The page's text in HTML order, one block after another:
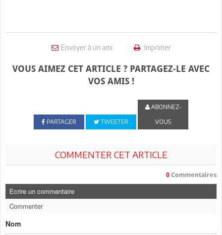
Envoyer à un ami Imprimer
VOUS AIMEZ CET ARTICLE ? PARTAGEZ-LE AVEC
VOS AMIS !
PARTAGER TWEETER
ABONNEZ-
VOUS
COMMENTER CET ARTICLE
0 Commentaires
Ecrire un commentaire
Commenter
Nom